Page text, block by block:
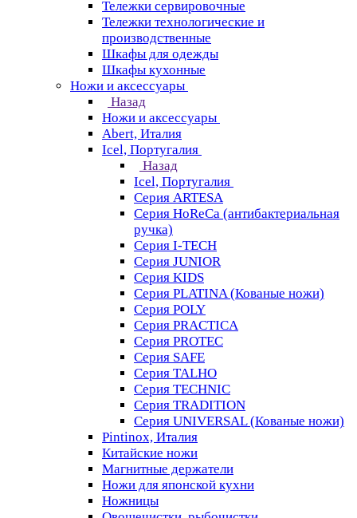
Тележки сервировочные
Тележки технологические и
производственные
Шкафы для одежды
Шкафы кухонные
Ножи и аксессуары
Назад
Ножи и аксессуары
Abert, Италия
Icel, Португалия
Назад
Icel, Португалия
Серия ARTESA
Серия HoReCa (антибактериальная
ручка)
Серия I-TECH
Серия JUNIOR
Серия KIDS
Серия PLATINA (Кованые ножи)
Серия POLY
Серия PRACTICA
Серия PROTEC
Серия SAFE
Серия TALHO
Серия TECHNIC
Серия TRADITION
Серия UNIVERSAL (Кованые ножи)
Pintinox, Италия
Китайские ножи
Магнитные держатели
Ножи для японской кухни
Ножницы